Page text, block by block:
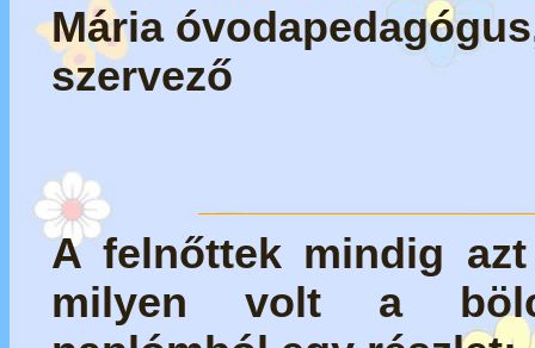
Mária
szervező
A felnőttek mindig
milyen volt a